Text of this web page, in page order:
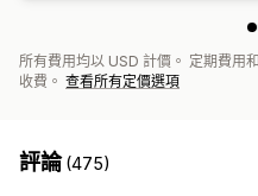
所有費用均以 USD 計價。 定期費用
收費。 查看所有定價選項
評論(475)